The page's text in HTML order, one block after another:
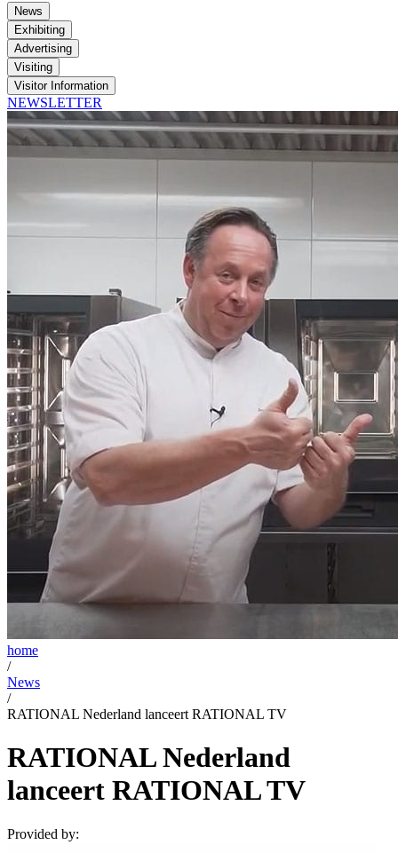
News
Exhibiting
Advertising
Visiting
Visitor Information
NEWSLETTER
home
/
News
/
RATIONAL Nederland lanceert RATIONAL TV
RATIONAL Nederland
lanceert RATIONAL TV
Provided by: